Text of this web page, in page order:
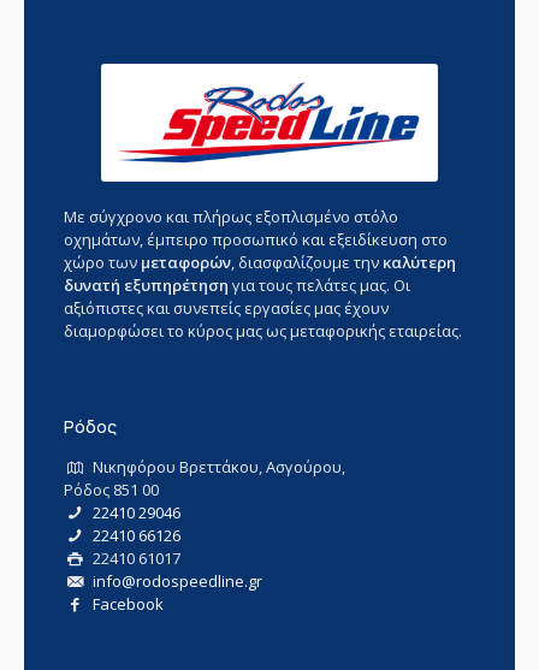
Με σύγχρονο και πλήρως εξοπλισμένο στόλο
οχημάτων, έμπειρο προσωπικό και εξειδίκευση στο
χώρο των μεταφορών, διασφαλίζουμε την καλύτερη
δυνατή εξυπηρέτησηγια τους πελάτες μας. Οι
αξιόπιστες και συνεπείς εργασίες μας έχουν
διαμορφώσει το κύρος μας ως μεταφορικής εταιρείας.
Ρόδος
Νικηφόρου Βρεττάκου, Ασγούρου,
Ρόδος 851 00
22410 29046
22410 66126
22410 61017
info@rodospeedline.gr
Facebook